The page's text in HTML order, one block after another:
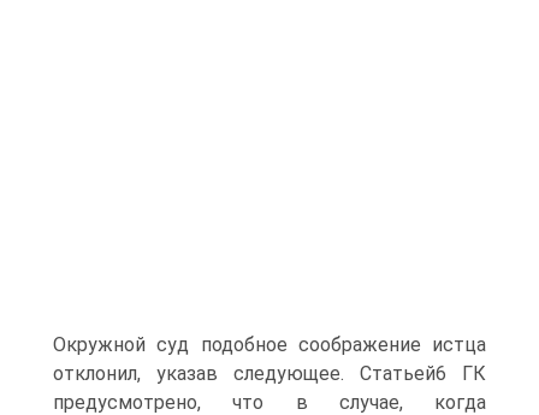
Окружной суд подобное соображение истца
отклонил, указав следующее. Статьей6 ГК
предусмотрено, что в случае, когда